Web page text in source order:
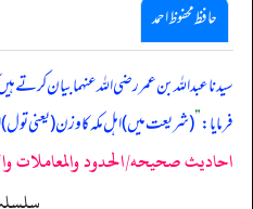
حافظ محفوظ احمد
سیدنا عبداللہ بن عمر رضی اللہ عنہما بیان کرتے
فرمایا:”(شریعت میں) اہل مکہ کا وزن (یعنی تول)
احاديث صحيحه/الحدود والمعاملات